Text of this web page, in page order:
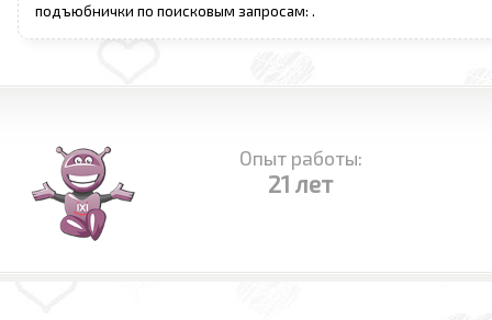
подъюбнички по поисковым запросам: .
Опыт работы:
21 лет